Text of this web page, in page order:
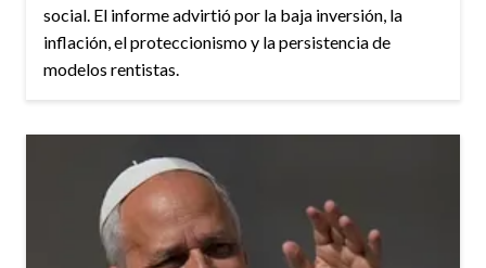
social. El informe advirtió por la baja inversión, la
inflación, el proteccionismo y la persistencia de
modelos rentistas.